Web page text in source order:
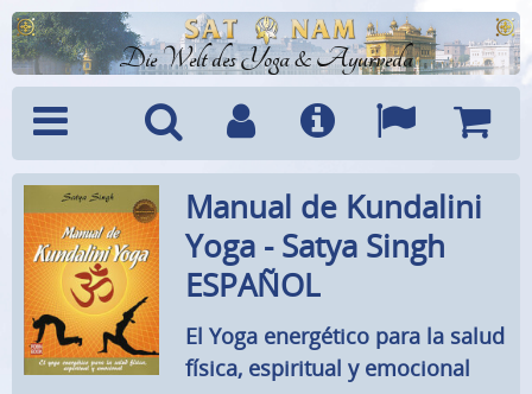
Die Welt des Yoga & Ayurveda
Menü SucheBenutzerkonto
Info Sprachen
Manual de Kundalini
Yoga - Satya Singh
ESPAÑOL
El Yoga energético para la salud
física, espiritual y emocional